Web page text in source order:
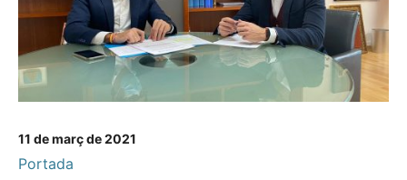
11 de març de 2021
Portada